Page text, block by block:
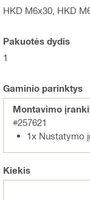
HKD M6x30, HKD
Pakuotės dydis
1
Gaminio parinktys
Montavimo
#257621
1x Nustatymo
Kiekis